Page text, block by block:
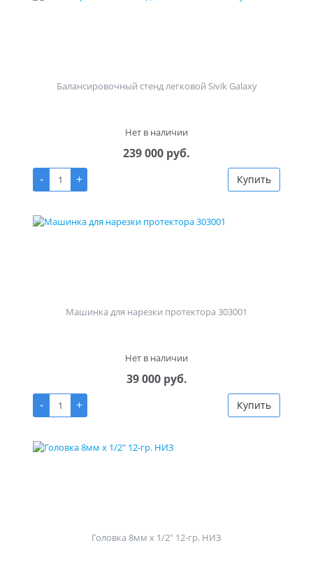
Балансировочный стенд легковой Sivik Galaxy
Нет в наличии
239 000 руб.
-
+ Купить
Машинка для нарезки протектора 303001
Нет в наличии
39 000 руб.
-
+ Купить
Головка 8мм х 1/2" 12-гр. НИЗ